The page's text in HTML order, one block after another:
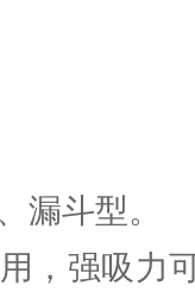
漏斗型。
，强吸力